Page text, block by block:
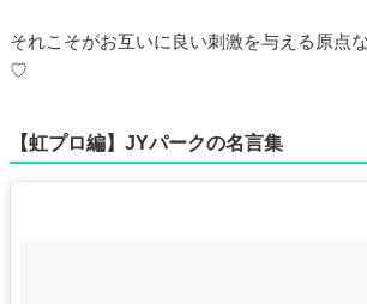
それこそがお互いに良い刺激を与える原点
♡
【虹プロ編】JYパークの名言集